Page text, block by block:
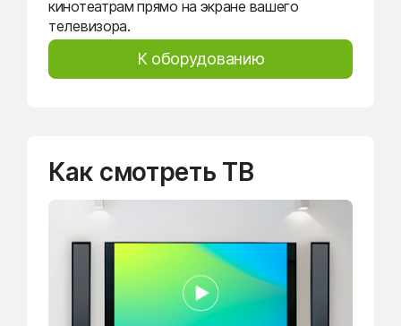
кинотеатрам прямо на экране вашего
телевизора.
К оборудованию
Как смотреть ТВ